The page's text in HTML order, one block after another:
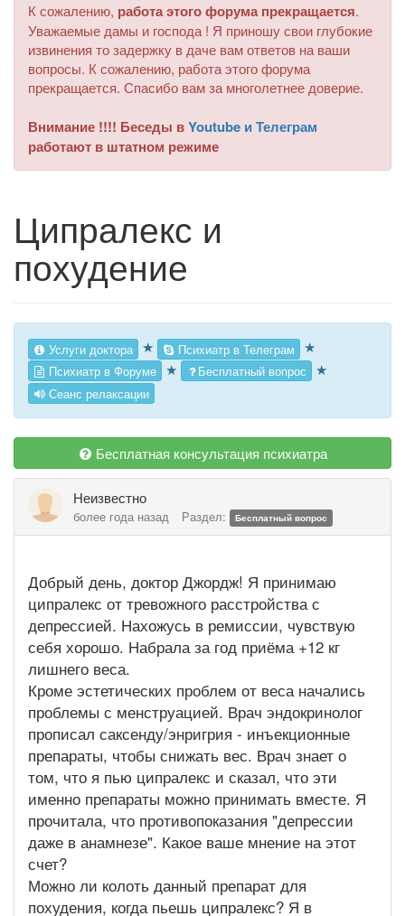
К сожалению, работа этого форума прекращается.
Уважаемые дамы и господа ! Я приношу свои глубокие
извинения то задержку в даче вам ответов на ваши
вопросы. К сожалению, работа этого форума
прекращается. Спасибо вам за многолетнее доверие.
Внимание !!!! Беседы вYoutube и Телеграм
работают в штатном режиме
Ципралекс и
похудение
Услуги доктора ★ Психиатр в Телеграм ★
Психиатр в Форуме ★ Бесплатный вопрос ★
Сеанс релаксации
Бесплатная консультация психиатра
Неизвестно
более года назад Раздел: Бесплатный вопрос
Добрый день, доктор Джордж! Я принимаю
ципралекс от тревожного расстройства с
депрессией. Нахожусь в ремиссии, чувствую
себя хорошо. Набрала за год приёма +12 кг
лишнего веса.
Кроме эстетических проблем от веса начались
проблемы с менструацией. Врач эндокринолог
прописал саксенду/энригрия - инъекционные
препараты, чтобы снижать вес. Врач знает о
том, что я пью ципралекс и сказал, что эти
именно препараты можно принимать вместе. Я
прочитала, что противопоказания "депрессии
даже в анамнезе". Какое ваше мнение на этот
счет?
Можно ли колоть данный препарат для
похудения, когда пьешь ципралекс? Я в